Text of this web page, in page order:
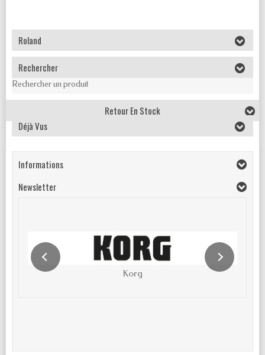
Roland
Rechercher
Rechercher un produit
Retour En Stock
Déjà Vus
Informations
Newsletter
Korg